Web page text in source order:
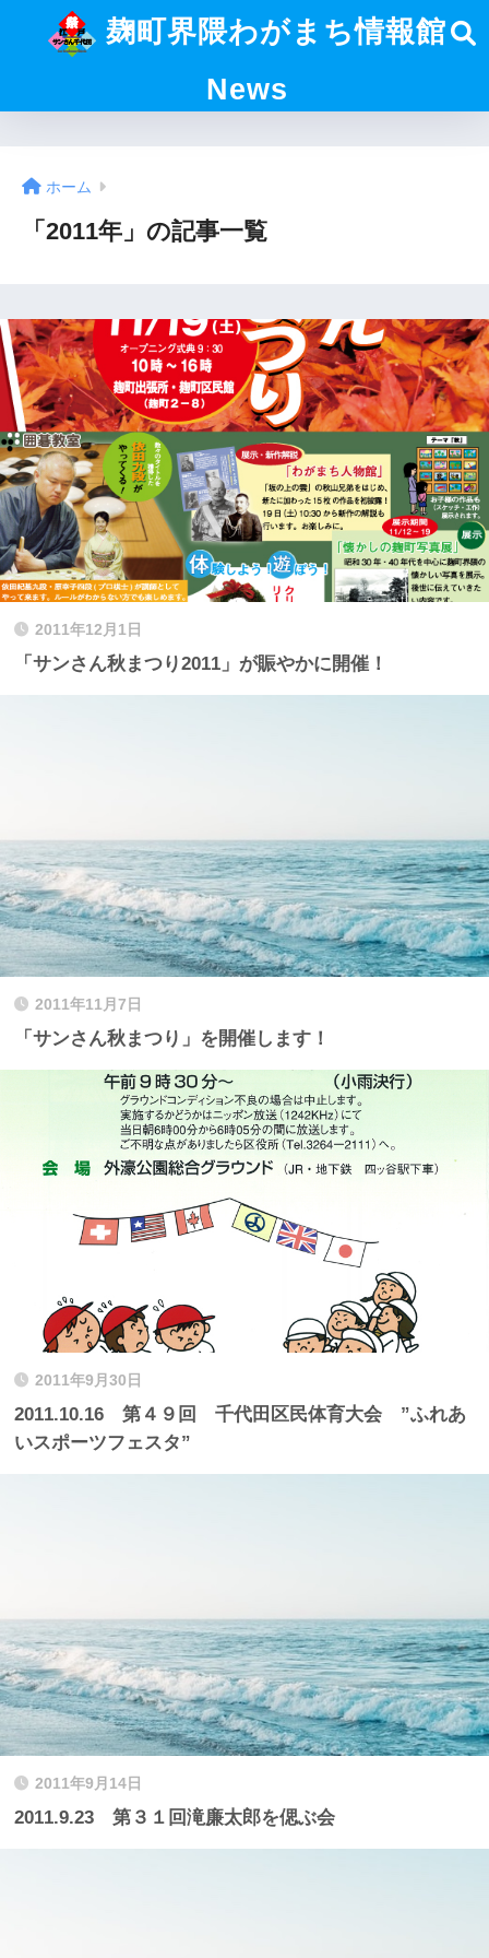
麹町界隈わがまち情報館
News
ホーム
「2011年」の記事一覧
2011年12月1日
「サンさん秋まつり2011」が賑やかに開催！
2011年11月7日
「サンさん秋まつり」を開催します！
2011年9月30日
2011.10.16 第４９回 千代田区民体育大会 ”ふれあ
いスポーツフェスタ”
2011年9月14日
2011.9.23 第３１回滝廉太郎を偲ぶ会